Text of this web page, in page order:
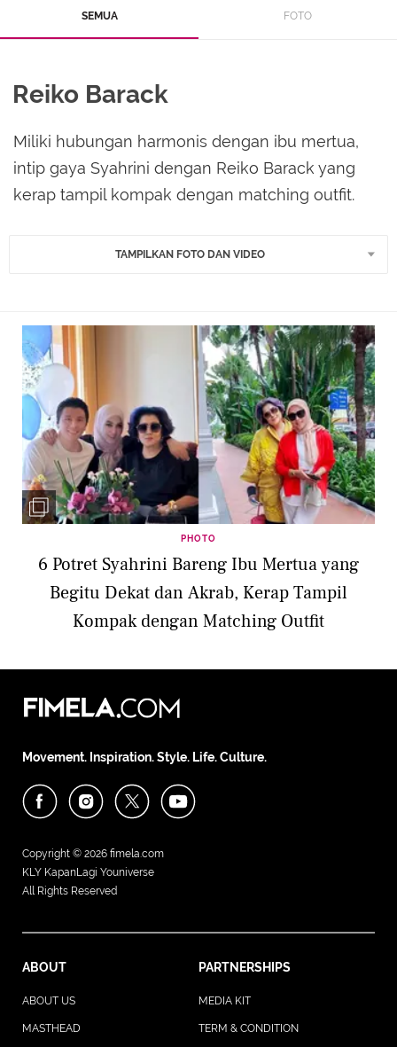
SEMUA FOTO
Reiko Barack
Miliki hubungan harmonis dengan ibu mertua,
intip gaya Syahrini dengan Reiko Barack yang
kerap tampil kompak dengan matching outfit.
TAMPILKAN FOTO DAN VIDEO
PHOTO
6 Potret Syahrini Bareng Ibu Mertua yang
Begitu Dekat dan Akrab, Kerap Tampil
Kompak dengan Matching Outfit
Movement. Inspiration. Style. Life. Culture.
Copyright © 2026 fimela.com
KLY KapanLagi Youniverse
All Rights Reserved
ABOUT PARTNERSHIPS
ABOUT US MEDIA KIT
MASTHEAD TERM & CONDITION